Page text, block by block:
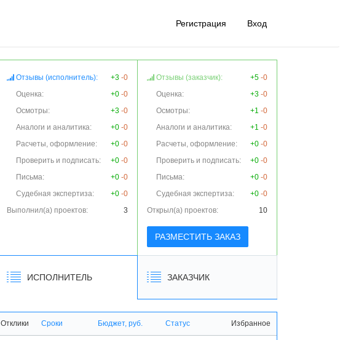
Регистрация Вход
Отзывы (исполнитель): +3 -0
Оценка:
+0 -0
Осмотры:
+3 -0
Аналоги и аналитика:
+0 -0
Расчеты, оформление:
+0 -0
Проверить и подписать:
+0 -0
Письма:
+0 -0
Судебная экспертиза:
+0 -0
Выполнил(а) проектов:
3
Отзывы (заказчик): +5 -0
Оценка:
+3 -0
Осмотры:
+1 -0
Аналоги и аналитика:
+1 -0
Расчеты, оформление:
+0 -0
Проверить и подписать:
+0 -0
Письма:
+0 -0
Судебная экспертиза:
+0 -0
Открыл(а) проектов:
10
РАЗМЕСТИТЬ ЗАКАЗ
ИСПОЛНИТЕЛЬ ЗАКАЗЧИК
Отклики Сроки Бюджет, руб. Статус Избранное